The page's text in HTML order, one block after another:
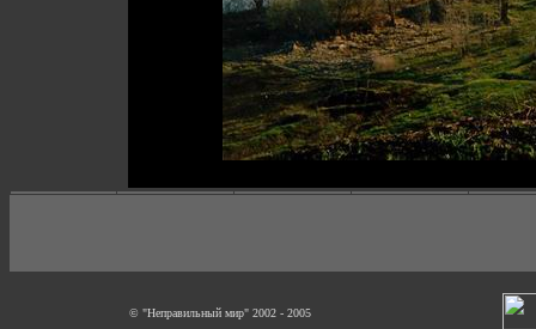
© "Неправильный мир" 2002 - 2005